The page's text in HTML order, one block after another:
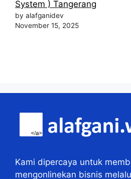
System ) Tangerang
by alafganidev
November 15, 2025
Kami dipercaya untuk
mengonlinekan bisnis